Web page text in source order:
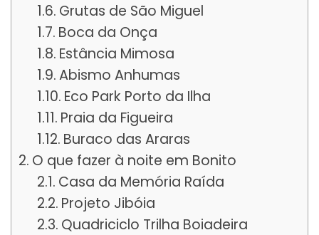
Grutas de São Miguel
Boca da Onça
Estância Mimosa
Abismo Anhumas
Eco Park Porto da Ilha
Praia da Figueira
Buraco das Araras
O que fazer à noite em Bonito
Casa da Memória Raída
Projeto Jibóia
Quadriciclo Trilha Boiadeira